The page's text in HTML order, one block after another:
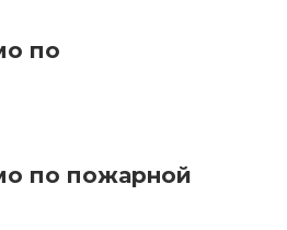
по
по пожарной